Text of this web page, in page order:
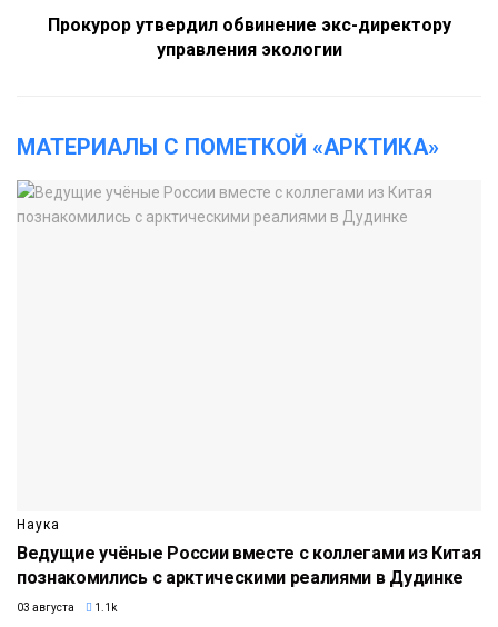
Прокурор утвердил обвинение экс-директору
управления экологии
МАТЕРИАЛЫ С ПОМЕТКОЙ «АРКТИКА»
Наука
Ведущие учёные России вместе с коллегами из Китая
познакомились с арктическими реалиями в Дудинке
03 августа 1.1k